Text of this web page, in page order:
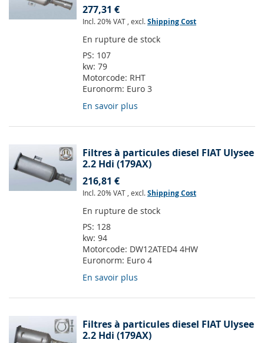
277,31 €
Incl. 20% VAT , excl.Shipping Cost
En rupture de stock
PS: 107
kw: 79
Motorcode: RHT
Euronorm: Euro 3
En savoir plus
Filtres à particules diesel FIAT Ulysee
2.2 Hdi (179AX)
216,81 €
Incl. 20% VAT , excl.Shipping Cost
En rupture de stock
PS: 128
kw: 94
Motorcode: DW12ATED4 4HW
Euronorm: Euro 4
En savoir plus
Filtres à particules diesel FIAT Ulysee
2.2 Hdi (179AX)